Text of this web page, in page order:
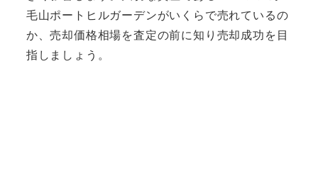
毛山ポートヒルガーデンがいくらで売れているの
か、売却価格相場を査定の前に知り売却成功を目
指しましょう。